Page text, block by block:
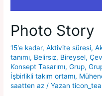
Photo Story
15'e kadar,Aktivite süresi,
tanımı, Belirsiz, Bireysel,
Konsept Tasarımı,Grup,
İşbirlikli takım ortamı,
saatten az / Yazan